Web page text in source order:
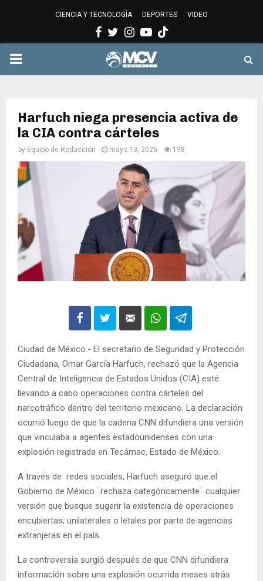
CIENCIA Y TECNOLOGÍA DEPORTES VIDEO
Facebook
Twitter
Instagram
Youtube
PRIMARY
Harfuch niega presencia activa de
la CIA contra cárteles
by Equipo de Redacción mayo 13, 2026 198
Ciudad de México.- El secretario de Seguridad y Protección
Ciudadana, Omar García Harfuch, rechazó que la Agencia
Central de Inteligencia de Estados Unidos (CIA) esté
llevando a cabo operaciones contra cárteles del
narcotráfico dentro del territorio mexicano. La declaración
ocurrió luego de que la cadena CNN difundiera una versión
que vinculaba a agentes estadounidenses con una
explosión registrada en Tecámac, Estado de México.
A través de redes sociales, Harfuch aseguró que el
Gobierno de México ¨rechaza categóricamente¨ cualquier
versión que busque sugerir la existencia de operaciones
encubiertas, unilaterales o letales por parte de agencias
extranjeras en el país.
La controversia surgió después de que CNN difundiera
información sobre una explosión ocurrida meses atrás